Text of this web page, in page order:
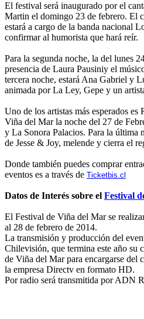
El festival será inaugurado por el
Martin el domingo 23 de febrero. El
estará a cargo de la banda nacional
confirmar al humorista que hará reír.
Para la segunda noche, la del lunes
presencia de Laura Pausiniy el
tercera noche, estará Ana Gabriel y
animada por La Ley, Gepe y un
Uno de los artistas más esperados es
Viña del Mar la noche del 27 de
y La Sonora Palacios. Para la última
de Jesse & Joy, melende y cierra el
Donde también puedes comprar
eventos es a través de Ticketbis.cl
Datos de Interés sobre el Festival
El Festival de Viña del Mar se
al 28 de febrero de 2014.
La transmisión y producción del
Chilevisión, que termina este año su
de Viña del Mar para encargarse del
la empresa Directv en formato HD.
Por radio será transmitida por ADN